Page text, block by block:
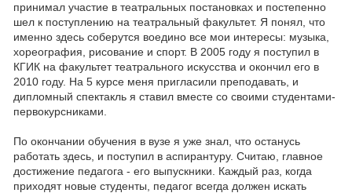
принимал участие в театральных постановках и постепенно
шел к поступлению на театральный факультет. Я понял, что
именно здесь соберутся воедино все мои интересы: музыка,
хореография, рисование и спорт. В 2005 году я поступил в
КГИК на факультет театрального искусства и окончил его в
2010 году. На 5 курсе меня пригласили преподавать, и
дипломный спектакль я ставил вместе со своими студентами-
первокурсниками.
По окончании обучения в вузе я уже знал, что останусь
работать здесь, и поступил в аспирантуру. Считаю, главное
достижение педагога - его выпускники. Каждый раз, когда
приходят новые студенты, педагог всегда должен искать